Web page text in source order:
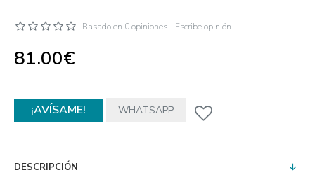
Basado en 0 opiniones. Escribe opinión
81.00€
¡AVÍSAME! WHATSAPP
DESCRIPCIÓN